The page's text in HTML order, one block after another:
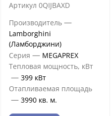
Артикул 0QIJBAXD
Производитель —
Lamborghini
(Ламборджини)
Серия — MEGAPREX
Тепловая мощность, кВт
— 399 кВт
Отапливаемая площадь
— 3990 кв. м.